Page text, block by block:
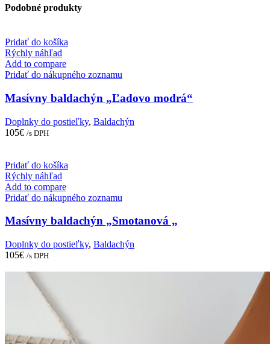
Podobné produkty
Pridať do košíka
Rýchly náhľad
Add to compare
Pridať do nákupného zoznamu
Masívny baldachýn „Ľadovo modrá“
Doplnky do postieľky, Baldachýn
105€ /s DPH
Pridať do košíka
Rýchly náhľad
Add to compare
Pridať do nákupného zoznamu
Masívny baldachýn „Smotanová „
Doplnky do postieľky, Baldachýn
105€ /s DPH